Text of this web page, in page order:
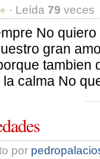
· Leída 79 veces
No
gran
tambien
calma No
por